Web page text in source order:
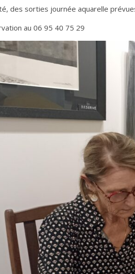
des sorties journée aquarelle
au 06 95 40 75 29